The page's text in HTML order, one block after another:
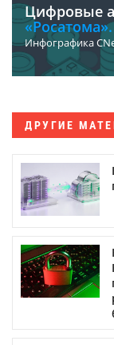
Цифровые
«Росатома».
Инфографика
ДРУГИЕ